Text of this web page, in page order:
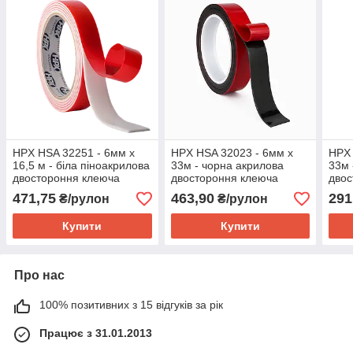
HPX HSA 32251 - 6мм x
16,5 м - біла піноакрилова
двостороння клеюча
стрічка 2.0 мм
471,75 ₴/рулон
Купити
HPX HSA 32023 - 6мм x
33м - чорна акрилова
двостороння клеюча
стрічка 0,25 мм
463,90₴/рулон
Купити
33м
Про нас
100% позитивних з 15 відгуків за рік
Працює з 31.01.2013